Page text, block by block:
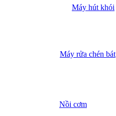
Máy hút khói
Máy rửa chén bát
Nồi cơm